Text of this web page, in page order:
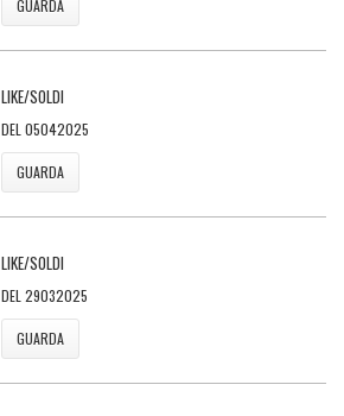
GUARDA
LIKE/SOLDI
DEL 05042025
GUARDA
LIKE/SOLDI
DEL 29032025
GUARDA